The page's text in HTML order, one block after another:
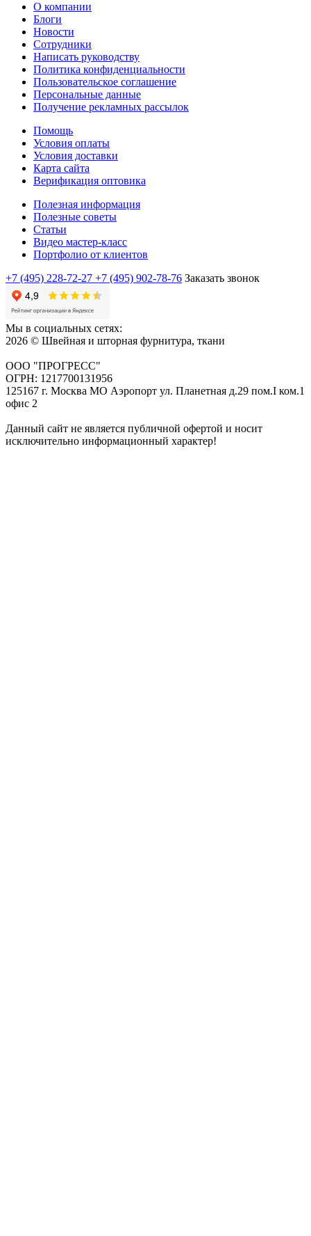
О компании
Блоги
Новости
Сотрудники
Написать руководству
Политика конфиденциальности
Пользовательское соглашение
Персональные данные
Получение рекламных рассылок
Помощь
Условия оплаты
Условия доставки
Карта сайта
Верификация оптовика
Полезная информация
Полезные советы
Статьи
Видео мастер-класс
Портфолио от клиентов
+7 (495) 228-72-27 +7 (495) 902-78-76 Заказать звонок
Мы в социальных сетях:
2026 © Швейная и шторная фурнитура, ткани
ООО "ПРОГРЕСС"
ОГРН: 1217700131956
125167 г. Москва МО Аэропорт ул. Планетная д.29 пом.I ком.1
офис 2
Данный сайт не является публичной офертой и носит
исключительно информационный характер!